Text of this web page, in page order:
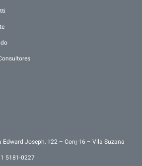
Edward Joseph, 122 – Conj-16 – Vila Suzana
5181-0227